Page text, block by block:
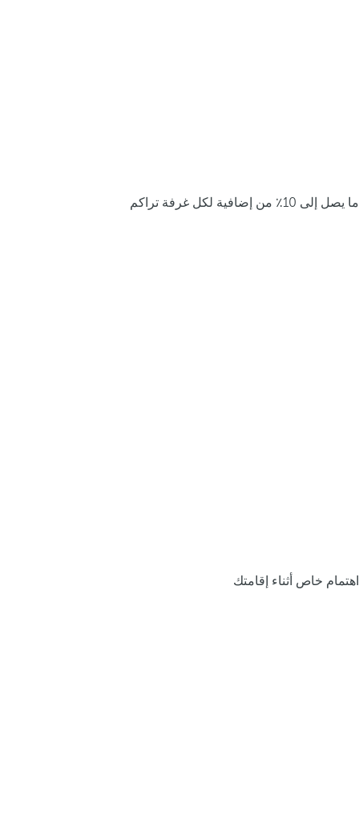
ما يصل إلى 10٪ من إضافية لكل غرفة تراكم
اهتمام خاص أثناء إقامتك